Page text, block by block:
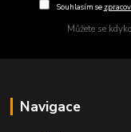
Souhlasím se
Můžete se
Navigace